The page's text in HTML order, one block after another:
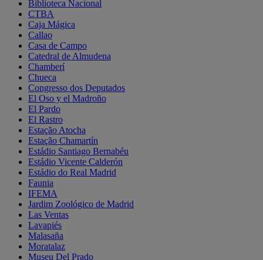
Biblioteca Nacional
CTBA
Caja Mágica
Callao
Casa de Campo
Catedral de Almudena
Chamberí
Chueca
Congresso dos Deputados
El Oso y el Madroño
El Pardo
El Rastro
Estação Atocha
Estação Chamartín
Estádio Santiago Bernabéu
Estádio Vicente Calderón
Estádio do Real Madrid
Faunia
IFEMA
Jardim Zoológico de Madrid
Las Ventas
Lavapiés
Malasaña
Moratalaz
Museu Del Prado